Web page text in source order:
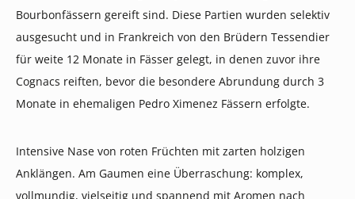
Bourbonfässern gereift sind. Diese Partien wurden selektiv
ausgesucht und in Frankreich von den Brüdern Tessendier
für weite 12 Monate in Fässer gelegt, in denen zuvor ihre
Cognacs reiften, bevor die besondere Abrundung durch 3
Monate in ehemaligen Pedro Ximenez Fässern erfolgte.
Intensive Nase von roten Früchten mit zarten holzigen
Anklängen. Am Gaumen eine Überraschung: komplex,
vollmundig, vielseitig und spannend mit Aromen nach